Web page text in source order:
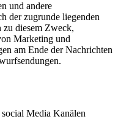
und andere
der zugrunde liegenden
zu diesem Zweck,
Marketing und
am Ende der Nachrichten
Media Kanälen